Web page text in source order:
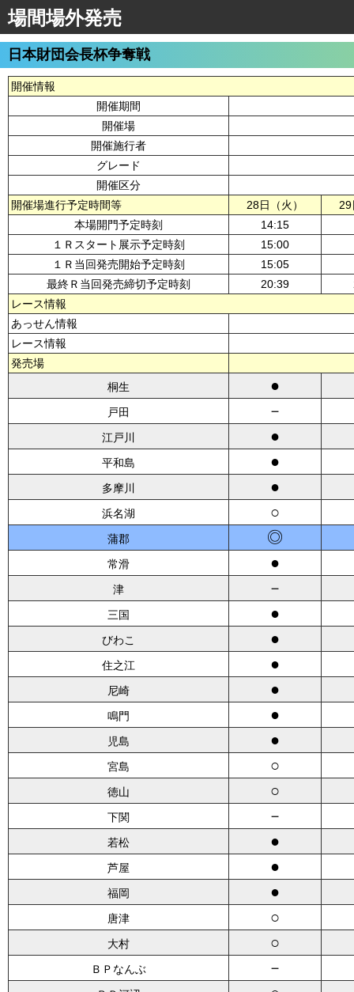
場間場外発売
日本財団会長杯争奪戦
開催情報
開催期間
開催場
開催施行者
グレード
開催区分
開催場進行予定時間等
28日（火）
本場開門予定時刻
14:15
１Ｒスタート展示予定時刻
15:00
１Ｒ当回発売開始予定時刻
15:05
最終Ｒ当回発売締切予定時刻
20:39
レース情報
あっせん情報
レース情報
発売場
桐生
●
戸田 －
江戸川 ●
平和島 ●
多摩川 ●
浜名湖 ○
蒲郡 ◎
常滑 ●
津 －
三国 ●
びわこ ●
住之江 ●
尼崎 ●
鳴門 ●
児島 ●
宮島 ○
徳山 ○
下関 －
若松 ●
芦屋 ●
福岡 ●
唐津 ○
大村 ○
ＢＰなんぶ －